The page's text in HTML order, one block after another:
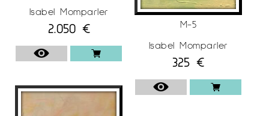
Isabel Momparler
2.050 €
M-5
Isabel Momparler
325 €